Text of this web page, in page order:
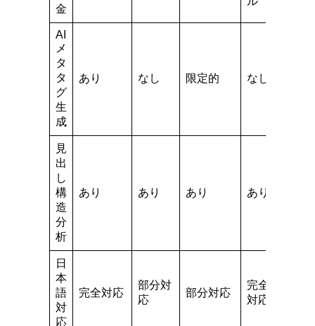
金
AI
メ
タ
タ
グ
生
成
あり なし 限定的 なし
見
出
し
構
造
分
析
あり あり あり あり
日
本
語
対
応
完全対応
部分対
応
部分対応
完全
対応